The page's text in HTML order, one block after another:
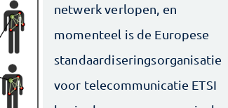
netwerk verlopen, en
momenteel is de Europese
standaardiseringsorganisatie
voor telecommunicatie ETSI